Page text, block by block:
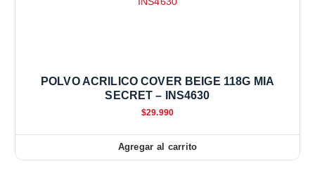
POLVO ACRILICO COVER BEIGE 118G MIA
SECRET – INS4630
$29.990
Agregar al carrito